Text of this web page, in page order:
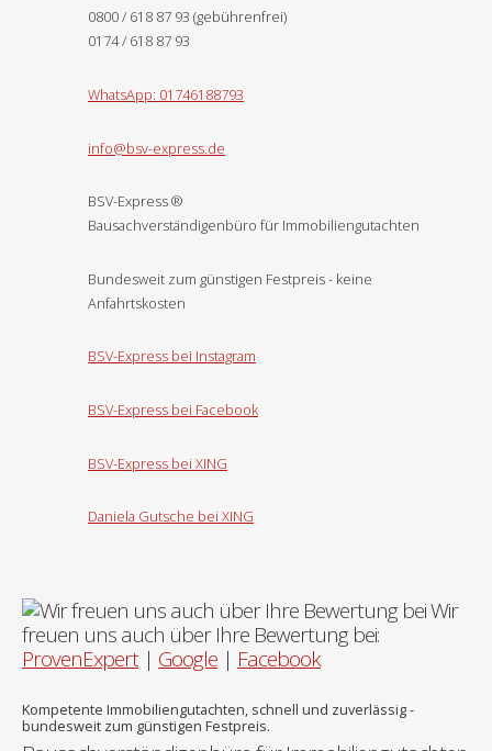
0800 / 618 87 93 (gebührenfrei)
0174 / 618 87 93
WhatsApp: 01746188793
info@bsv-express.de
BSV-Express®
Bausachverständigenbüro für Immobiliengutachten
Bundesweit zum günstigen Festpreis - keine
Anfahrtskosten
BSV-Express bei Instagram
BSV-Express bei Facebook
BSV-Express bei XING
Daniela Gutsche bei XING
Wir
freuen uns auch über Ihre Bewertung bei:
ProvenExpert| Google | Facebook
Kompetente Immobiliengutachten, schnell und zuverlässig -
bundesweit zum günstigen Festpreis.